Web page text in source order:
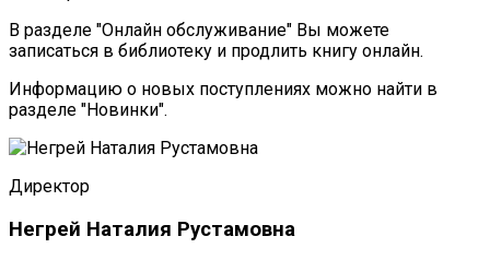
В разделе "Онлайн обслуживание" Вы можете
записаться в библиотеку и продлить книгу онлайн.
Информацию о новых поступлениях можно найти в
разделе "Новинки".
Директор
Негрей Наталия Рустамовна